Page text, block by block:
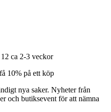
ca 2-3 veckor
10% på ett köp
nya saker. Nyheter från
och butiksevent för att nämna